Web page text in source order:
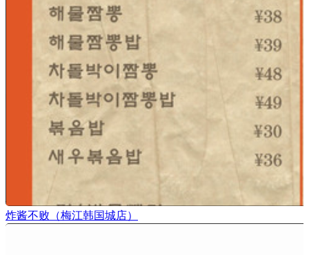
炸酱不败（梅江韩国城店）